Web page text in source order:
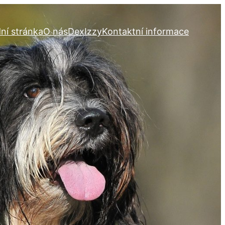
stránkaO násDexIzzyKontaktní informace